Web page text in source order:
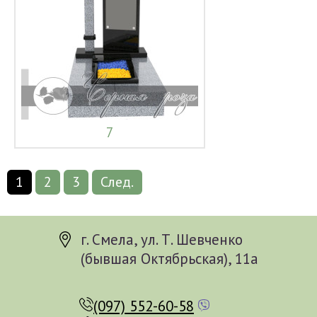
7
1 2 3 След.
г. Смела, ул. Т. Шевченко
(бывшая Октябрьская), 11а
(097) 552-60-58